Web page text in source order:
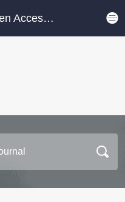
International Open Access Journal Platform